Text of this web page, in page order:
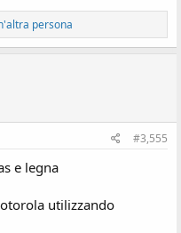
persona
#3,555
e legna
utilizzando